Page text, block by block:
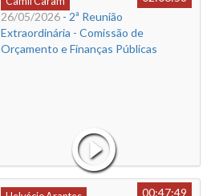
26/05/2026 - 2ª Reunião
Extraordinária - Comissão de
Orçamento e Finanças Públicas
00:47:49